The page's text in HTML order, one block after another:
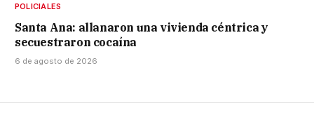
POLICIALES
Santa Ana: allanaron una vivienda céntrica y
secuestraron cocaína
6 de agosto de 2026